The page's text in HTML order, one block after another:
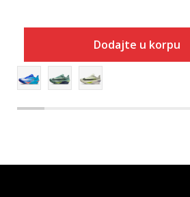
Dodajte u korpu